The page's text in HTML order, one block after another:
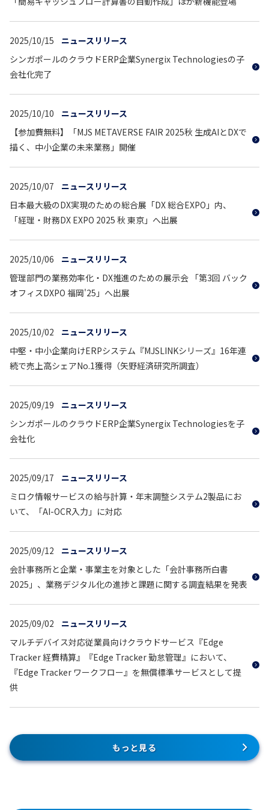
2025/10/15
ニュースリリース
シンガポールのクラウドERP企業Synergix Technologiesの子
会社化完了
2025/10/10
ニュースリリース
【参加費無料】「MJS METAVERSE FAIR 2025秋 生成AIとDXで
描く、中小企業の未来業務」開催
2025/10/07
ニュースリリース
日本最大級のDX実現のための総合展「DX 総合EXPO」内、
「経理・財務DX EXPO 2025 秋 東京」へ出展
2025/10/06
ニュースリリース
管理部門の業務効率化・DX推進のための展示会 「第3回 バック
オフィスDXPO 福岡'25」へ出展
2025/10/02
ニュースリリース
中堅・中小企業向けERPシステム『MJSLINKシリーズ』16年連
続で売上高シェアNo.1獲得（矢野経済研究所調査）
2025/09/19
ニュースリリース
シンガポールのクラウドERP企業Synergix Technologiesを子
会社化
2025/09/17
ニュースリリース
ミロク情報サービスの給与計算・年末調整システム2製品にお
いて、「AI-OCR入力」に対応
2025/09/12
ニュースリリース
会計事務所と企業・事業主を対象とした「会計事務所白書
2025」、業務デジタル化の進捗と課題に関する調査結果を発表
2025/09/02
ニュースリリース
マルチデバイス対応従業員向けクラウドサービス『Edge
Tracker 経費精算』『Edge Tracker 勤怠管理』において、
『Edge Tracker ワークフロー』を無償標準サービスとして提
供
もっと見る